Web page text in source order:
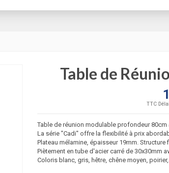
Table de
TTC
Table de réunion modulable profondeur 80cm
La série "Cadi" offre la flexibilité à prix
Plateau mélamine, épaisseur 19mm.
Piètement en tube d'acier carré de 30x30mm
Coloris blanc, gris, hêtre, chêne moyen,